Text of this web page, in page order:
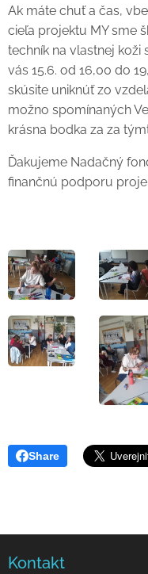
Ak máte chuť a čas,
cieľa projektu MY sme
techník na vlastnej
vás 15.6. od 16,00 do
skúsite uniknúť zo
možno spomínaných
krásna bodka za za
Ďakujeme Nadačný
finančnú podporu
Share
Kontakt